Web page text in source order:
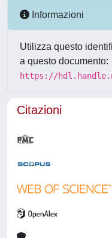
Informazioni
Utilizza questo
a questo documento:
https://
Citazioni